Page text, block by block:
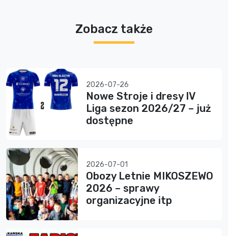
Zobacz także
2026-07-26
Nowe Stroje i dresy IV
Liga sezon 2026/27 – już
dostępne
2026-07-01
Obozy Letnie MIKOSZEWO
2026 – sprawy
organizacyjne itp